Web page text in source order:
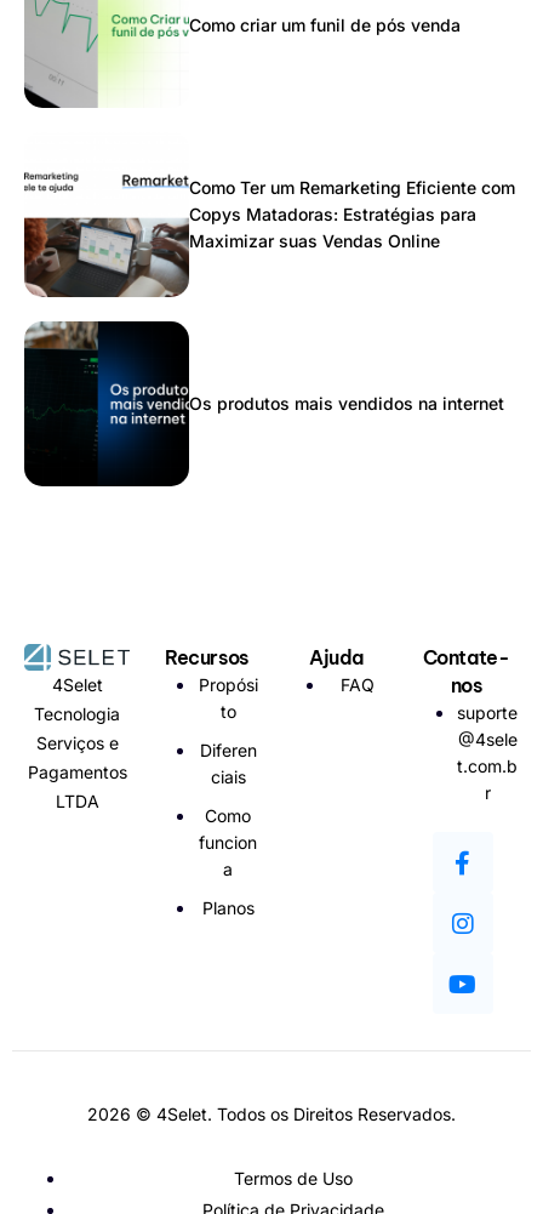
Como criar um funil de pós venda
Como Ter um Remarketing Eficiente com
Copys Matadoras: Estratégias para
Maximizar suas Vendas Online
Os produtos mais vendidos na internet
4Selet
Tecnologia
Serviços e
Pagamentos
LTDA
Recursos
Propósi
to
Diferen
ciais
Como
funcion
a
Planos
Ajuda
FAQ
Contate-
nos
suporte
@4sele
t.com.b
r
2026 © 4Selet. Todos os Direitos Reservados.
Termos de Uso